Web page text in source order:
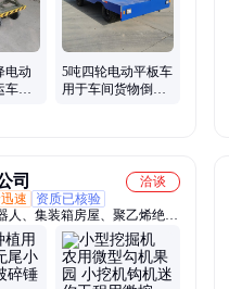
电动
车液
5吨四轮电动平板车
用于车间货物倒运
司
洽谈
速
资质已核验
人、集装箱房屋、聚乙烯绝缘
、工程轮胎、矿用轮胎、拖拉
人艇、电缆、实心胎、叉车轮
卡车、起重机